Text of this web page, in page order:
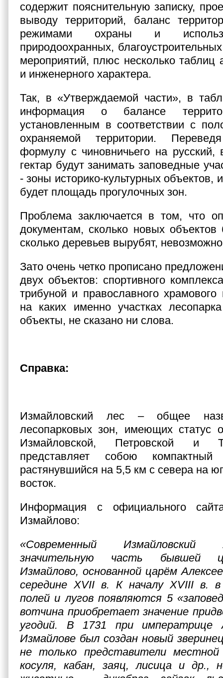
содержит пояснительную записку,
выводу территорий, баланс
режимами охраны и
природоохранных,
мероприятий, плюс несколько таблиц
и инженерного характера.
Так, в «Утверждаемой части», в
информация о балансе
установленным в соответствии с
охраняемой территории.
формулу с чиновничьего на русский,
гектар будут занимать заповедные
- зоны историко-культурных объектов,
будет площадь прогулочных зон.
Проблема заключается в том, что
документам, сколько новых объектов
сколько деревьев вырубят,
Зато очень четко прописано
двух объектов: спортивного
трибуной и православного
на каких именно участках
объекты, не сказано ни слова.
Справка:
Измайловский лес – общее
лесопарковых зон, имеющих статус
Измайловской, Петровской и
представляет собою
растянувшийся на 5,5 км с севера на
восток.
Информация с официального
Измайлово:
«Современный
значительную часть бывшей
Измайлово, основанной царём
середине XVII в. К началу XVIII в.
полей и лугов появляются 5
вотчина приобретает значение
угодий. В 1731 при императрице
Измайлове был создан новый
не только представители
косуля, кабан, заяц, лисица и др.,